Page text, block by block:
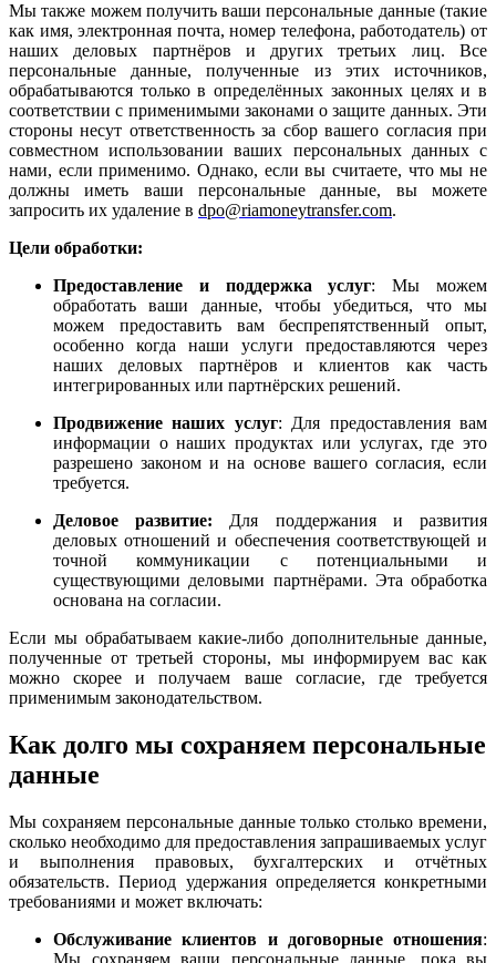
Мы также можем получить ваши персональные данные (такие
как имя, электронная почта, номер телефона, работодатель) от
наших деловых партнёров и других третьих лиц. Все
персональные данные, полученные из этих источников,
обрабатываются только в определённых законных целях и в
соответствии с применимыми законами о защите данных. Эти
стороны несут ответственность за сбор вашего согласия при
совместном использовании ваших персональных данных с
нами, если применимо. Однако, если вы считаете, что мы не
должны иметь ваши персональные данные, вы можете
запросить их удаление в dpo@riamoneytransfer.com.
Цели обработки:
Предоставление и поддержка услуг: Мы можем
обработать ваши данные, чтобы убедиться, что мы
можем предоставить вам беспрепятственный опыт,
особенно когда наши услуги предоставляются через
наших деловых партнёров и клиентов как часть
интегрированных или партнёрских решений.
Продвижение наших услуг: Для предоставления вам
информации о наших продуктах или услугах, где это
разрешено законом и на основе вашего согласия, если
требуется.
Деловое развитие: Для поддержания и развития
деловых отношений и обеспечения соответствующей и
точной коммуникации с потенциальными и
существующими деловыми партнёрами. Эта обработка
основана на согласии.
Если мы обрабатываем какие-либо дополнительные данные,
полученные от третьей стороны, мы информируем вас как
можно скорее и получаем ваше согласие, где требуется
применимым законодательством.
Как долго мы сохраняем персональные
данные
Мы сохраняем персональные данные только столько времени,
сколько необходимо для предоставления запрашиваемых услуг
и выполнения правовых, бухгалтерских и отчётных
обязательств. Период удержания определяется конкретными
требованиями и может включать:
Обслуживание клиентов и договорные отношения: